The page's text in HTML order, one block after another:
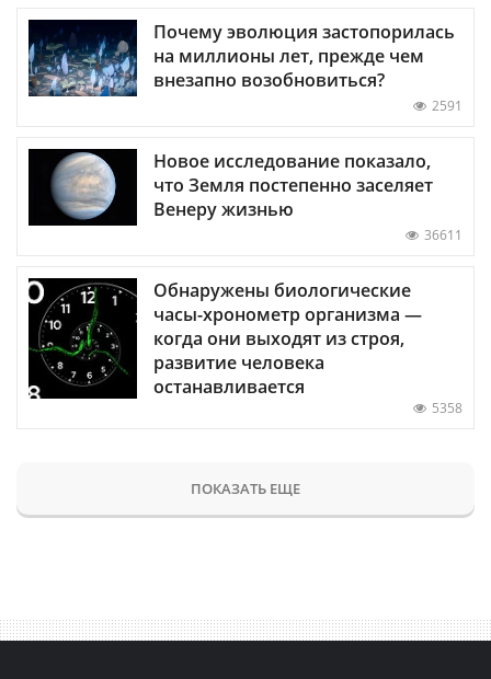
Почему эволюция застопорилась
на миллионы лет, прежде чем
внезапно возобновиться?
2591
Новое исследование показало,
что Земля постепенно заселяет
Венеру жизнью
36611
Обнаружены биологические
часы-хронометр организма —
когда они выходят из строя,
развитие человека
останавливается
5358
ПОКАЗАТЬ ЕЩЕ